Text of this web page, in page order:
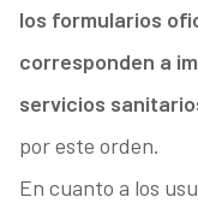
los formularios
corresponden a
servicios
por este orden.
En cuanto a los